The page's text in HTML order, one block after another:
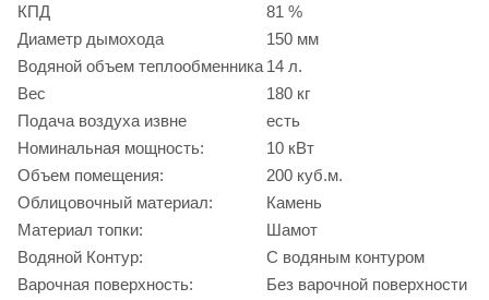
КПД
81 %
Диаметр дымохода
150 мм
Водяной объем теплообменника 14 л.
Вес
180 кг
Подача воздуха извне
есть
Номинальная мощность:
10 кВт
Объем помещения:
200 куб.м.
Облицовочный материал:
Камень
Материал топки:
Шамот
Водяной Контур:
С водяным контуром
Варочная поверхность:
Без варочной поверхности